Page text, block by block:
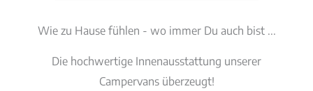
Wie zu Hause fühlen - wo immer Du auch bist ...
Die hochwertige Innenausstattung unserer
Campervans überzeugt!